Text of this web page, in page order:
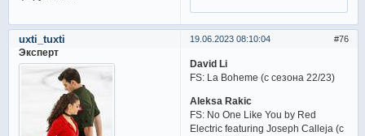
76
19.06.2023 08:10:04
uxti_tuxti
Эксперт
David Li
FS: La Boheme (с сезона 22/23)
Aleksa Rakic
FS: No One Like You by Red
Electric featuring Joseph Calleja (с